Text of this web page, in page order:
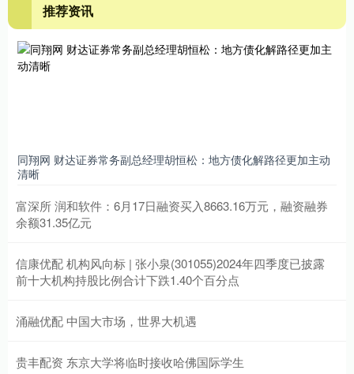
推荐资讯
同翔网 财达证券常务副总经理胡恒松：地方债化解路径更加主动
清晰
富深所 润和软件：6月17日融资买入8663.16万元，融资融券
余额31.35亿元
信康优配 机构风向标 | 张小泉(301055)2024年四季度已披露
前十大机构持股比例合计下跌1.40个百分点
涌融优配 中国大市场，世界大机遇
贵丰配资 东京大学将临时接收哈佛国际学生